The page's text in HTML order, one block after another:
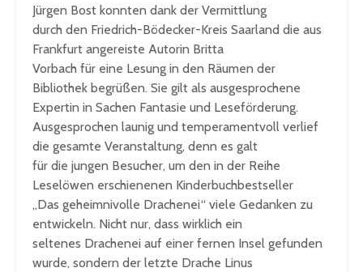
Jürgen Bost konnten dank der Vermittlung
durch den Friedrich-Bödecker-Kreis Saarland die aus
Frankfurt angereiste Autorin Britta
Vorbach für eine Lesung in den Räumen der
Bibliothek begrüßen. Sie gilt als ausgesprochene
Expertin in Sachen Fantasie und Leseförderung.
Ausgesprochen launig und temperamentvoll verlief
die gesamte Veranstaltung, denn es galt
für die jungen Besucher, um den in der Reihe
Leselöwen erschienenen Kinderbuchbestseller
„Das geheimnivolle Drachenei“ viele Gedanken zu
entwickeln. Nicht nur, dass wirklich ein
seltenes Drachenei auf einer fernen Insel gefunden
wurde, sondern der letzte Drache Linus